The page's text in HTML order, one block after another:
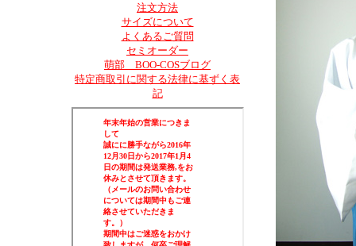
注文方法
サイズについて
よくあるご質問
セミオーダー
萌部 BOO-COSブログ
特定商取引に関する法律に基ずく表
記